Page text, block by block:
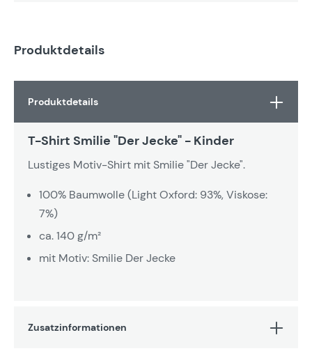
Produktdetails
Produktdetails
T-Shirt Smilie "Der Jecke" - Kinder
Lustiges Motiv-Shirt mit Smilie "Der Jecke".
100% Baumwolle (Light Oxford: 93%, Viskose:
7%)
ca. 140 g/m²
mit Motiv: Smilie Der Jecke
Zusatzinformationen